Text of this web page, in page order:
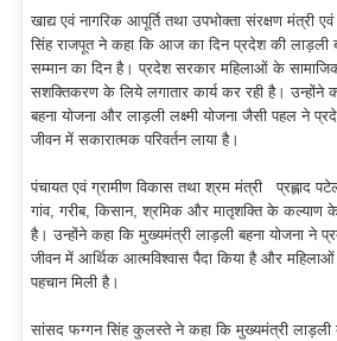
खाद्य एवं नागरिक आपूर्ति तथा उपभोक्ता संरक्षण मंत्री
सिंह राजपूत ने कहा कि आज का दिन प्रदेश की
सम्मान का दिन है। प्रदेश सरकार महिलाओं के
सशक्तिकरण के लिये लगातार कार्य कर रही है। उन्होंने
बहना योजना और लाड़ली लक्ष्मी योजना जैसी पहल ने
जीवन में सकारात्मक परिवर्तन लाया है।
पंचायत एवं ग्रामीण विकास तथा श्रम मंत्री प्रह्लाद
गांव, गरीब, किसान, श्रमिक और मातृशक्ति के कल्याण
है। उन्होंने कहा कि मुख्यमंत्री लाड़ली बहना योजना ने
जीवन में आर्थिक आत्मविश्वास पैदा किया है और
पहचान मिली है।
सांसद फग्गन सिंह कुलस्ते ने कहा कि मुख्यमंत्री लाड़ली